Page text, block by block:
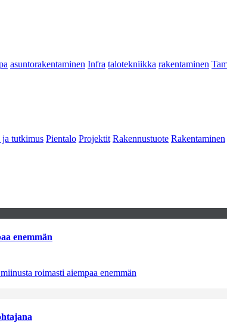
asuntorakentaminen Infra talotekniikka rakentaminen
tutkimus Pientalo Projektit Rakennustuote Rakentaminen
enemmän
roimasti aiempaa enemmän